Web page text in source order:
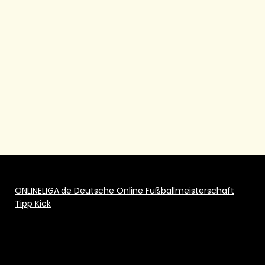
ONLINELIGA.de Deutsche Online Fußballmeisterschaft
Tipp Kick